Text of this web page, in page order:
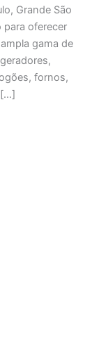
Grande São
para oferecer
gama de
fornos,
[…]